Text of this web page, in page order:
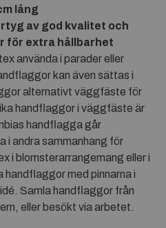
lång
av god kvalitet och
för extra hållbarhet
använda i parader eller
kan även sättas i
alternativt väggfäste för
handflaggor i väggfäste är
handflagga går
i andra sammanhang för
i blomsterarrangemang eller i
med pinnarna i
Samla handflaggor från
eller besökt via arbetet.